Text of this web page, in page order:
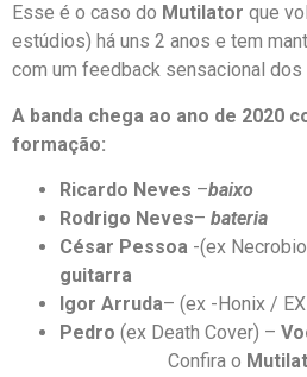
Esse é o caso do Mutilator que
estúdios) há uns 2 anos e tem
com um feedback sensacional dos
A banda chega ao ano de 2020
formação:
Ricardo Neves –baixo
Rodrigo Neves– bateria
César Pessoa -(ex
guitarra
Igor Arruda– (ex -Honix /
Pedro (ex Death Cover) –
Confira o